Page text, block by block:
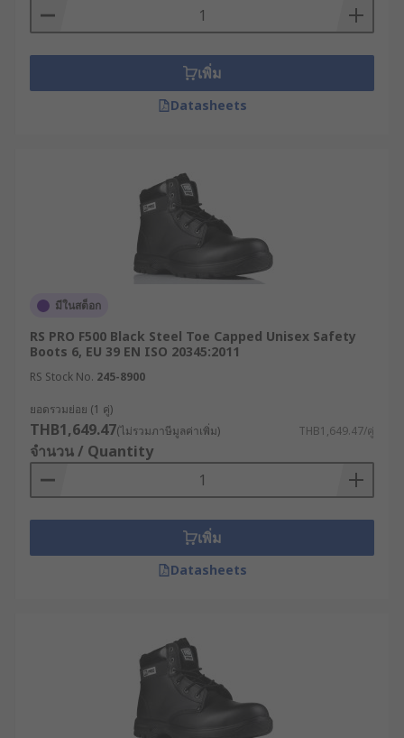
เพิ่ม
Datasheets
มีในสต็อก
RS PRO F500 Black Steel Toe Capped Unisex Safety
Boots 6, EU 39 EN ISO 20345:2011
RS Stock No. 245-8900
ยอดรวมย่อย (1 คู่)
THB1,649.47(ไม่รวมภาษีมูลค่าเพิ่ม) THB1,649.47/คู่
จำนวน / Quantity
เพิ่ม
Datasheets